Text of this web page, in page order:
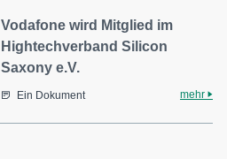
Vodafone wird Mitglied im
Hightechverband Silicon
Saxony e.V.
Ein Dokument mehr